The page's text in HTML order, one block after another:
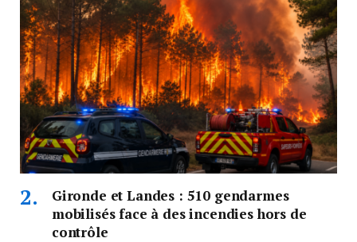
Gironde et Landes : 510 gendarmes
mobilisés face à des incendies hors de
contrôle